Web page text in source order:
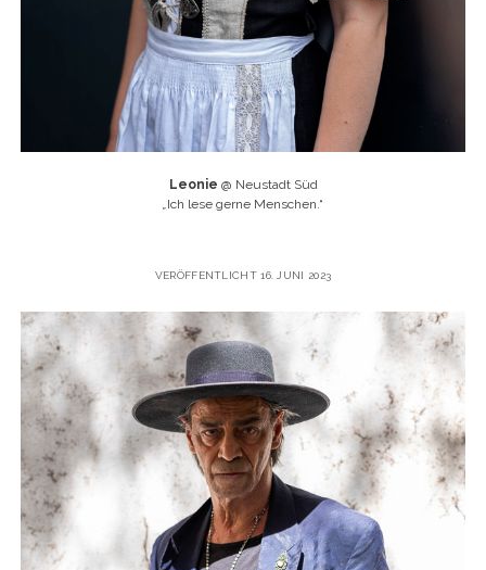
Leonie @ Neustadt Süd
Ich lese gerne Menschen.“
VERÖFFENTLICHT 16. JUNI 2023